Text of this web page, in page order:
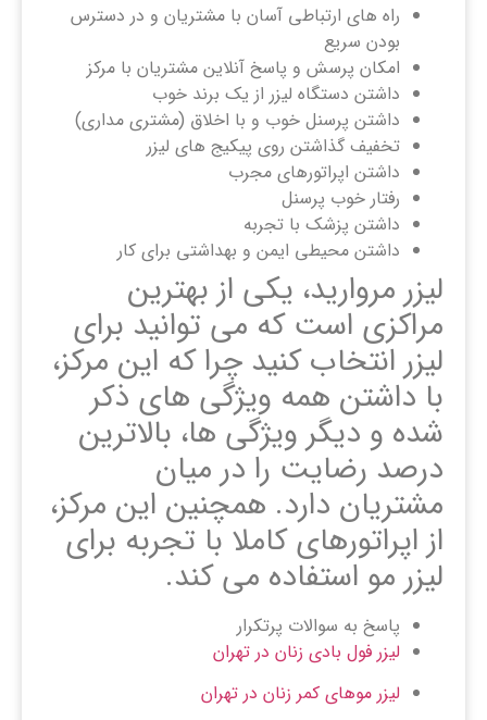
راه های ارتباطی آسان با مشتریان و در دسترس
بودن سریع
امکان پرسش و پاسخ آنلاین مشتریان با مرکز
داشتن دستگاه لیزر از یک برند خوب
داشتن پرسنل خوب و با اخلاق (مشتری مداری)
تخفیف گذاشتن روی پیکیج های لیزر
داشتن اپراتورهای مجرب
رفتار خوب پرسنل
داشتن پزشک با تجربه
داشتن محیطی ایمن و بهداشتی برای کار
لیزر مروارید، یکی از بهترین
مراکزی است که می توانید برای
لیزر انتخاب کنید چرا که این مرکز،
با داشتن همه ویژگی های ذکر
شده و دیگر ویژگی ها، بالاترین
درصد رضایت را در میان
مشتریان دارد. همچنین این مرکز،
از اپراتورهای کاملا با تجربه برای
لیزر مو استفاده می کند.
پاسخ به سوالات پرتکرار
لیزر فول بادی زنان در تهران
لیزر موهای کمر زنان در تهران